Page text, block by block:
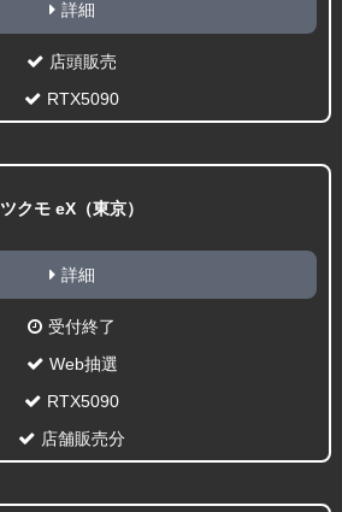
詳細
店頭販売
RTX5090
ツクモ eX（東京）
詳細
受付終了
Web抽選
RTX5090
店舗販売分